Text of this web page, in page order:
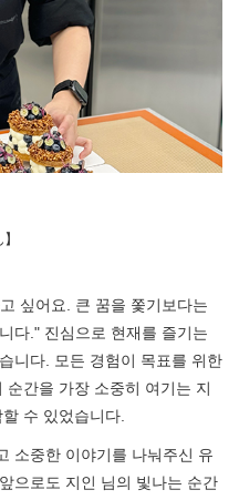
싶어요. 큰 꿈을 쫓기보다는
다." 진심으로 현재를 즐기는
니다. 모든 경험이 목표를 위한
간을 가장 소중히 여기는 지
수 있었습니다.
소중한 이야기를 나눠주신 유
으로도 지인 님의 빛나는 순간